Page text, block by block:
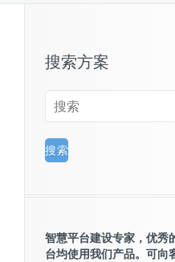
搜索方案
智慧平台建设专家，优秀
台均使用我们产品。可向